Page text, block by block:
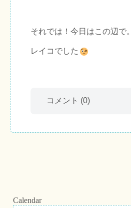
それでは！今日はこの辺で。
レイコでした
コメント (0)
Calendar